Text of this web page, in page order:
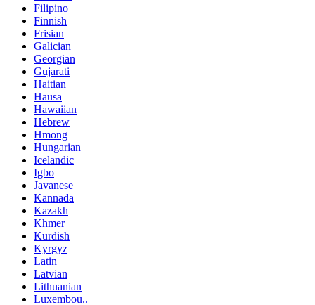
Filipino
Finnish
Frisian
Galician
Georgian
Gujarati
Haitian
Hausa
Hawaiian
Hebrew
Hmong
Hungarian
Icelandic
Igbo
Javanese
Kannada
Kazakh
Khmer
Kurdish
Kyrgyz
Latin
Latvian
Lithuanian
Luxembou..